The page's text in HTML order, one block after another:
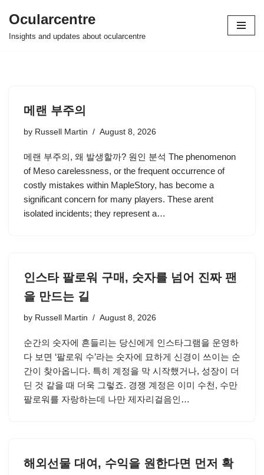
Skip
Ocularcentre
Insights and updates about ocularcentre
메랜 부주의
by Russell Martin August 8, 2026
메랜 부주의, 왜 발생할까? 원인 분석 The phenomenon
of Meso carelessness, or the frequent occurrence of
costly mistakes within MapleStory, has become a
significant concern for many players. These arent
isolated incidents; they represent a…
인스타 팔로워 구매, 숫자를 넘어 진짜 팬
을 만드는 길
by Russell Martin August 8, 2026
순간의 숫자에 흔들리는 당신에게 인스타그램을 운영하
다 보면 ‘팔로워 수’라는 숫자에 묘하게 신경이 쓰이는 순
간이 찾아옵니다. 특히 계정을 막 시작했거나, 성장이 더
딘 것 같을 때 더욱 그렇죠. 경쟁 계정은 이미 수천, 수만
팔로워를 자랑하는데 나만 제자리걸음인…
해외선물 대여, 수익을 원한다면 먼저 확